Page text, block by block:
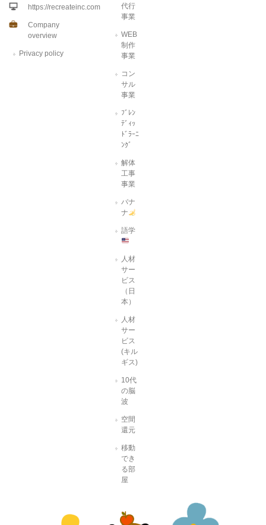
https://recreateinc.com
Company
overview
Privacy policy
代行
事業
WEB
制作
事業
コン
サル
事業
ﾌﾞﾚﾝ
ﾃﾞｨｯ
ﾄﾞﾗｰﾆ
ﾝｸﾞ
解体
工事
事業
バナ
ナ
語学
人材
サー
ビス
（日
本）
人材
サー
ビス
(キル
ギス)
10代
の脳
波
空間
還元
移動
でき
る部
屋